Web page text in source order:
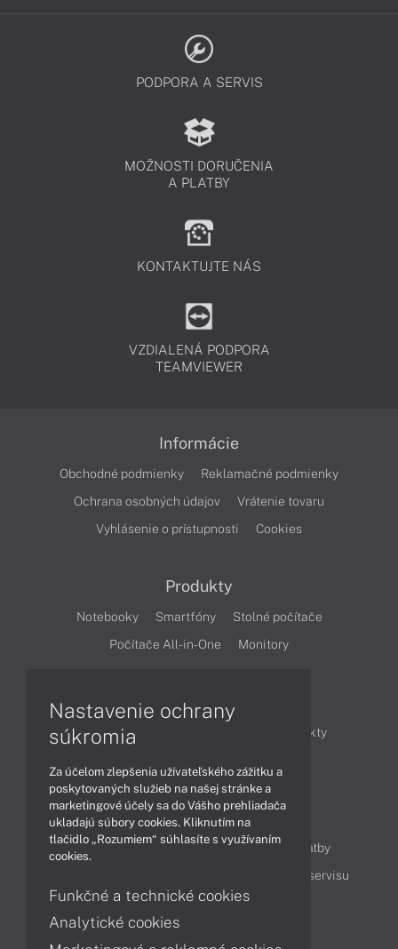
PODPORA A SERVIS
MOŽNOSTI DORUČENIA
A PLATBY
KONTAKTUJTE NÁS
VZDIALENÁ PODPORA
TEAMVIEWER
Informácie
Obchodné podmienky
Reklamačné podmienky
Ochrana osobných údajov
Vrátenie tovaru
Vyhlásenie o prístupnosti
Cookies
Produkty
Notebooky Smartfóny
Stolné počítače
Počítače All-in-One
Monitory
Články
Obchodné informácie
Produkty
Obsah
Ako nakupovať
Možnosti doručenia a platby
Cenník servisu
Kontakty
Nastavenie ochrany
súkromia
Za účelom zlepšenia užívateľského zážitku a
poskytovaných služieb na našej stránke a
marketingové účely sa do Vášho prehliadača
ukladajú súbory cookies. Kliknutím na
tlačidlo „Rozumiem“ súhlasíte s využívaním
cookies.
Funkčné a technické cookies
Analytické cookies